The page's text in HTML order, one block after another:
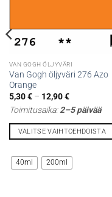
VAN GOGH ÖLJYVÄRI
Van Gogh öljyväri 276 Azo
Orange
5,30€ – 12,90€Hintaluokka:
-
Toimitusaika:2–5 päivää
VALITSE VAIHTOEHDOISTA
tuotteella
on
40ml 200ml